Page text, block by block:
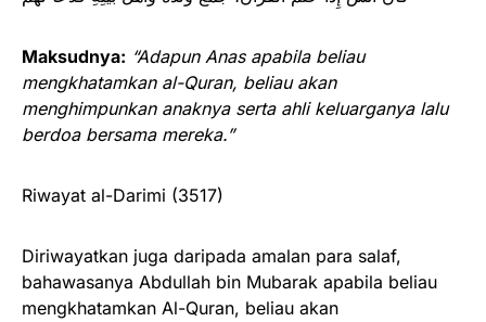
Maksudnya: “Adapun Anas apabila beliau
mengkhatamkan al-Quran, beliau akan
menghimpunkan anaknya serta ahli keluarganya lalu
berdoa bersama mereka.”
Riwayat al-Darimi (3517)
Diriwayatkan juga daripada amalan para salaf,
bahawasanya Abdullah bin Mubarak apabila beliau
mengkhatamkan Al-Quran, beliau akan